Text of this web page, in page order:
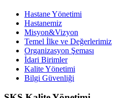
Hastane Yönetimi
Hastanemiz
Misyon&Vizyon
Temel İlke ve Değerlerimiz
Organizasyon Şeması
İdari Birimler
Kalite Yönetimi
Bilgi Güvenliği